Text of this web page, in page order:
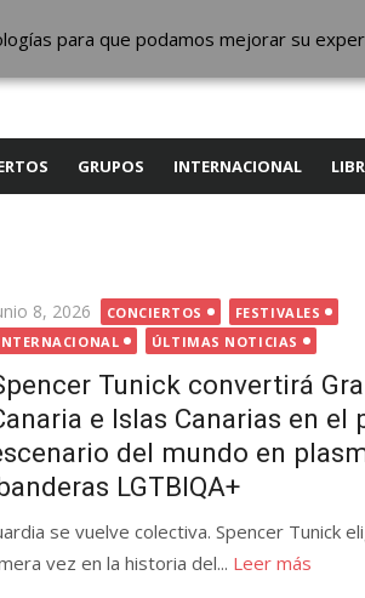
QUIENES SOMOS
GRUPOS INTERNACIONAL
8, 2026 CONCIERTOS
FESTIVALES
ÚLTIMAS NOTICIAS
Tunick convertirá
e Islas Canarias en el
del mundo en
LGTBIQA+
se vuelve colectiva. Spencer Tunick
vez en la historia del... Leer más
para que podamos mejorar su